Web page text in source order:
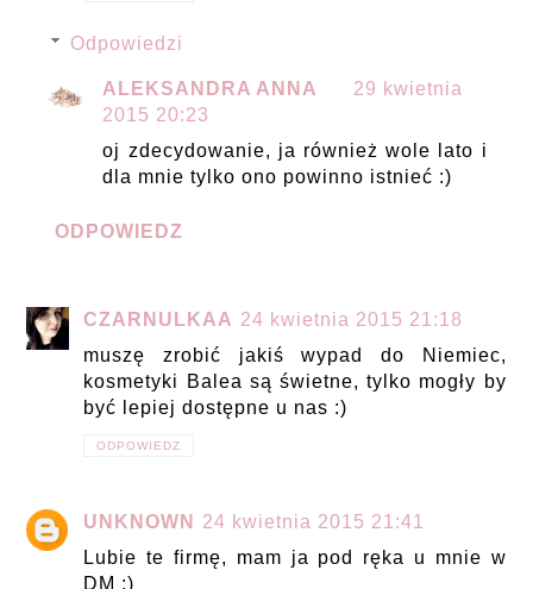
Odpowiedzi
ALEKSANDRA ANNA
29 kwietnia
2015 20:23
oj zdecydowanie, ja również wole lato i
dla mnie tylko ono powinno istnieć :)
ODPOWIEDZ
CZARNULKAA 24 kwietnia 2015 21:18
muszę zrobić jakiś wypad do Niemiec,
kosmetyki Balea są świetne, tylko mogły by
być lepiej dostępne u nas :)
ODPOWIEDZ
UNKNOWN
24 kwietnia 2015 21:41
Lubie te firmę, mam ja pod ręka u mnie w
DM :)